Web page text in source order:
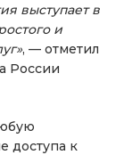
выступает в
и
, — отметил
России
доступа к